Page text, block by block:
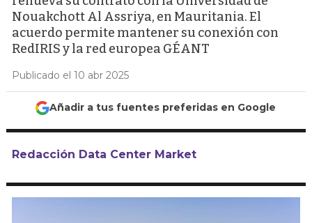
Nouakchott Al Assriya, en Mauritania. El
acuerdo permite mantener su conexión con
RedIRIS y la red europea GÉANT
Publicado el 10 abr 2025
Añadir a tus fuentes preferidas en Google
Redacción Data Center Market